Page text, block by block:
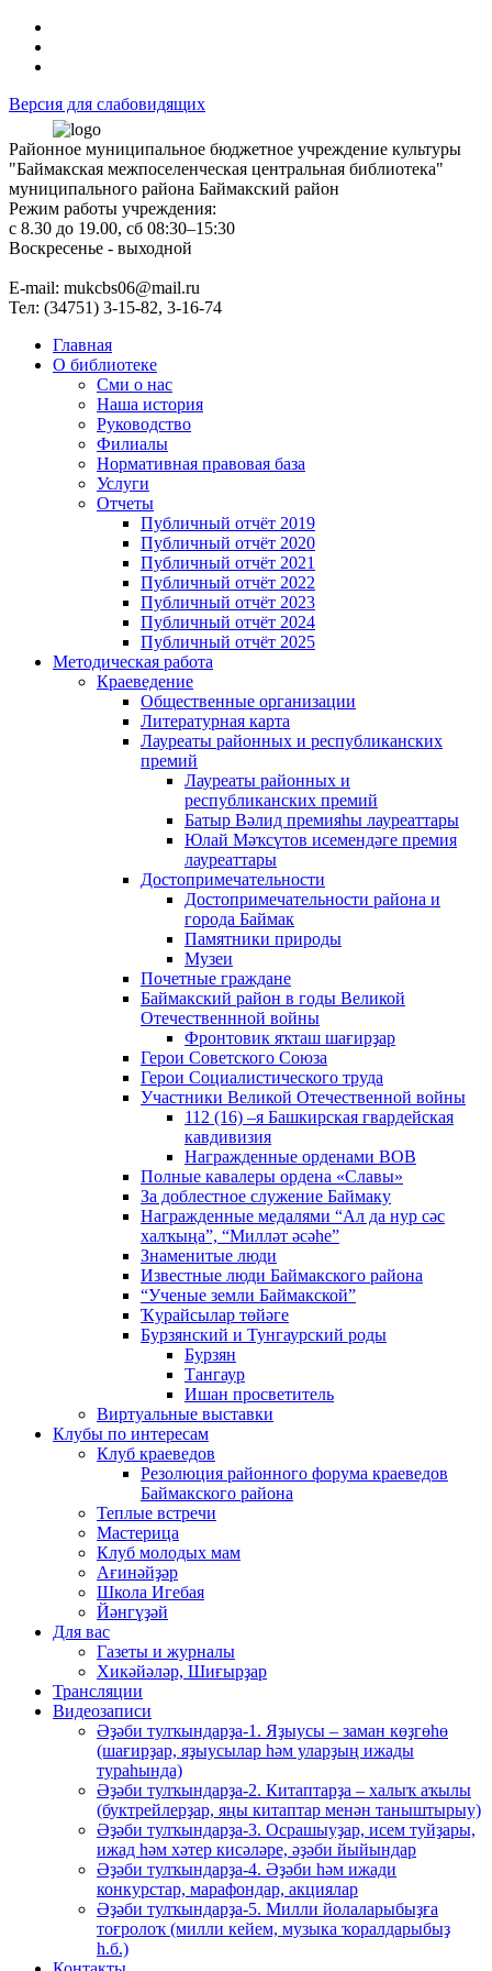
Версия для слабовидящих
Районное муниципальное бюджетное учреждение культуры
"Баймакская межпоселенческая центральная библиотека"
муниципального района Баймакский район
Режим работы учреждения:
с 8.30 до 19.00, сб 08:30–15:30
Воскресенье - выходной
Е-mail: mukcbs06@mail.ru
Тел: (34751) 3-15-82, 3-16-74
Главная
О библиотеке
Сми о нас
Наша история
Руководство
Филиалы
Нормативная правовая база
Услуги
Отчеты
Публичный отчёт 2019
Публичный отчёт 2020
Публичный отчёт 2021
Публичный отчёт 2022
Публичный отчёт 2023
Публичный отчёт 2024
Публичный отчёт 2025
Методическая работа
Краеведение
Общественные организации
Литературная карта
Лауреаты районных и республиканских
премий
Лауреаты районных и
республиканских премий
Батыр Вәлид премияһы лауреаттары
Юлай Мәҡсүтов исемендәге премия
лауреаттары
Достопримечательности
Достопримечательности района и
города Баймак
Памятники природы
Музеи
Почетные граждане
Баймакский район в годы Великой
Отечественнной войны
Фронтовик яҡташ шағирҙар
Герои Советского Союза
Герои Социалистического труда
Участники Великой Отечественной войны
112 (16) –я Башкирская гвардейская
кавдивизия
Награжденные орденами ВОВ
Полные кавалеры ордена «Славы»
За доблестное служение Баймаку
Награжденные медалями “Ал да нур сәс
халҡыңа”, “Милләт әсәһе”
Знаменитые люди
Известные люди Баймакского района
“Ученые земли Баймакской”
Ҡурайсылар төйәге
Бурзянский и Тунгаурский роды
Бурзян
Тангаур
Ишан просветитель
Виртуальные выставки
Клубы по интересам
Клуб краеведов
Резолюция районного форума краеведов
Баймакского района
Теплые встречи
Мастерица
Клуб молодых мам
Ағинәйҙәр
Школа Игебая
Йәнгүҙәй
Для вас
Газеты и журналы
Хикәйәләр, Шиғырҙар
Трансляции
Видеозаписи
Әҙәби тулҡындарҙа-1. Яҙыусы – заман көҙгөһө
(шағирҙар, яҙыусылар һәм уларҙың ижады
тураһында)
Әҙәби тулҡындарҙа-2. Китаптарҙа – халыҡ аҡылы
(буктрейлерҙар, яңы китаптар менән таныштырыу)
Әҙәби тулҡындарҙа-3. Осрашыуҙар, исем туйҙары,
ижад һәм хәтер кисәләре, әҙәби йыйындар
Әҙәби тулҡындарҙа-4. Әҙәби һәм ижади
конкурстар, марафондар, акциялар
Әҙәби тулҡындарҙа-5. Милли йолаларыбыҙға
тоғролоҡ (милли кейем, музыка ҡоралдарыбыҙ
һ.б.)